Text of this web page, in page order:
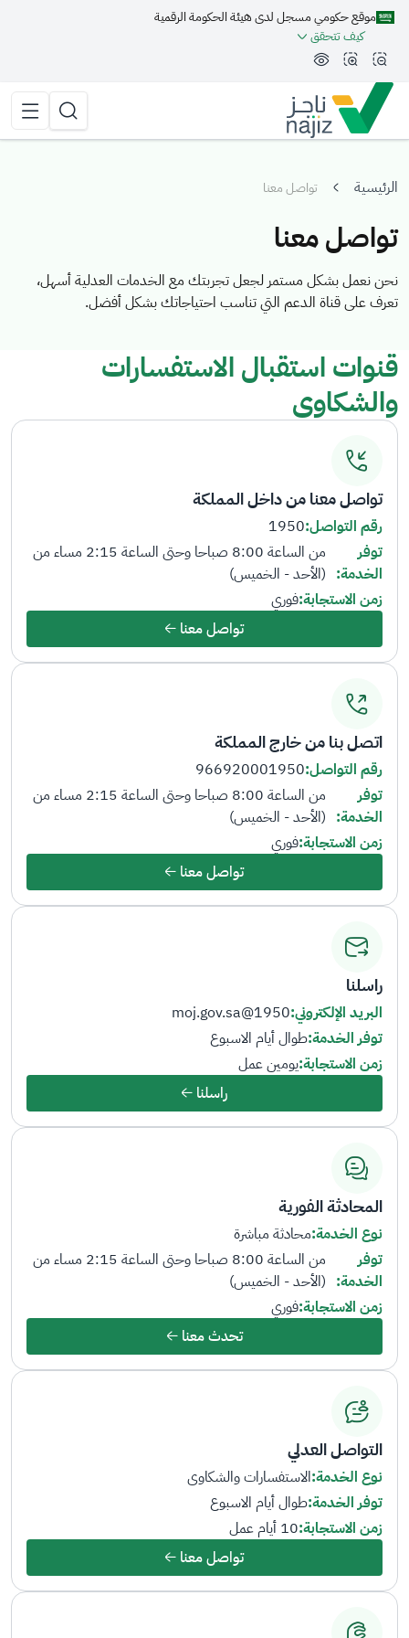
موقع حكومي مسجل لدى هيئة الحكومة الرقمية
كيف تتحقق
تقليل الرؤية وحجم الخطزيادة الرؤية وحجم الخطتبديل المظهر
البحث
الجانبية
الرئيسية تواصل معنا
تواصل معنا
نحن نعمل بشكل مستمر لجعل تجربتك مع الخدمات العدلية أسهل،
تعرف على قناة الدعم التي تناسب احتياجاتك بشكل أفضل.
قنوات استقبال الاستفسارات
والشكاوى
تواصل معنا من داخل المملكة
رقم التواصل:1950
توفر
الخدمة:
من الساعة 8:00 صباحا وحتى الساعة 2:15 مساء من
(الأحد - الخميس)
زمن الاستجابة:فوري
تواصل معنا
اتصل بنا من خارج المملكة
رقم التواصل:966920001950
توفر
الخدمة:
من الساعة 8:00 صباحا وحتى الساعة 2:15 مساء من
(الأحد - الخميس)
زمن الاستجابة:فوري
تواصل معنا
راسلنا
البريد الإلكتروني:1950@moj.gov.sa
توفر الخدمة:طوال أيام الاسبوع
زمن الاستجابة:يومين عمل
المحادثة الفورية
نوع الخدمة:محادثة مباشرة
توفر
الخدمة:
من الساعة 8:00 صباحا وحتى الساعة 2:15 مساء من
(الأحد - الخميس)
زمن الاستجابة:فوري
تحدث معنا
التواصل العدلي
نوع الخدمة:الاستفسارات والشكاوى
توفر الخدمة:طوال أيام الاسبوع
زمن الاستجابة:10 أيام عمل
تواصل معنا